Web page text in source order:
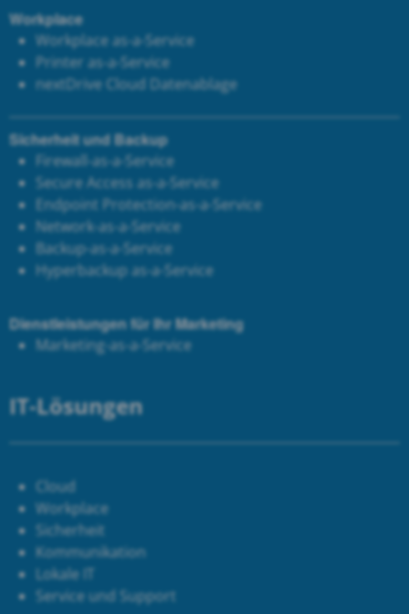
Workplace
Workplace as-a-Service
Printer as-a-Service
nextDrive Cloud Datenablage
Sicherheit und Backup
Firewall-as-a-Service
Secure Access as-a-Service
Endpoint Protection-as-a-Service
Network-as-a-Service
Backup-as-a-Service
Hyperbackup as-a-Service
Dienstleistungen für Ihr Marketing
Marketing-as-a-Service
IT-Lösungen
Cloud
Workplace
Sicherheit
Kommunikation
Lokale IT
Service und Support